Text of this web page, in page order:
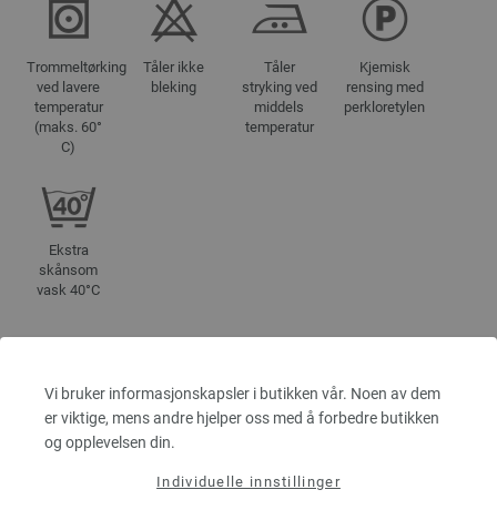
Vi bruker informasjonskapsler i butikken vår. Noen av dem
er viktige, mens andre hjelper oss med å forbedre butikken
og opplevelsen din.
Individuelle innstillinger
Trommeltørking
ved lavere
temperatur
(maks. 60°
C)
Tåler ikke
bleking
Tåler
stryking ved
middels
temperatur
Kjemisk
rensing med
perkloretylen
Ekstra
skånsom
vask 40°C
9619 | EAN: 4033493346788
9620 | EAN: 4033493346795